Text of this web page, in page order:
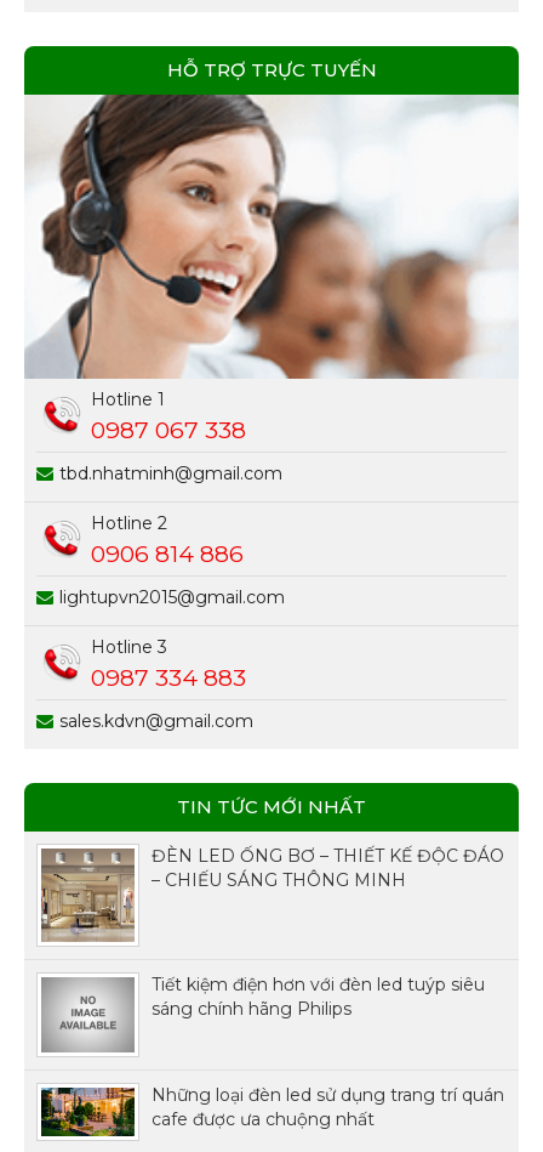
HỖ TRỢ TRỰC TUYẾN
Hotline 1
0987 067 338
tbd.nhatminh@gmail.com
Hotline 2
0906 814 886
lightupvn2015@gmail.com
Hotline 3
0987 334 883
sales.kdvn@gmail.com
TIN TỨC MỚI NHẤT
ĐÈN LED ỐNG BƠ – THIẾT KẾ ĐỘC ĐÁO
– CHIẾU SÁNG THÔNG MINH
Tiết kiệm điện hơn với đèn led tuýp siêu
sáng chính hãng Philips
Những loại đèn led sử dụng trang trí quán
cafe được ưa chuộng nhất